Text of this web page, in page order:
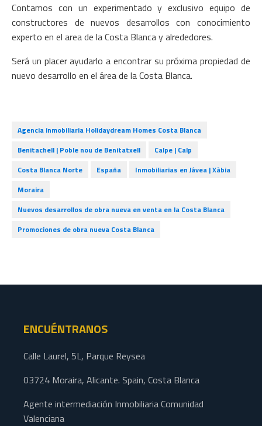
Contamos con un experimentado y exclusivo equipo de
constructores de nuevos desarrollos con conocimiento
experto en el area de la Costa Blanca y alrededores.
Será un placer ayudarlo a encontrar su próxima propiedad de
nuevo desarrollo en el área de la Costa Blanca.
Agencia inmobiliaria Holidaydream Homes Costa Blanca
Benitachell | Poble nou de Benitatxell
Calpe | Calp
Costa Blanca Norte
España
Inmobiliarias en Jávea | Xàbia
Moraira
Nuevos desarrollos de obra nueva en venta en la Costa Blanca
Promociones de obra nueva Costa Blanca
ENCUÉNTRANOS
Calle Laurel, 5L, Parque Reysea
03724 Moraira, Alicante. Spain, Costa Blanca
Agente intermediación Inmobiliaria Comunidad
Valenciana